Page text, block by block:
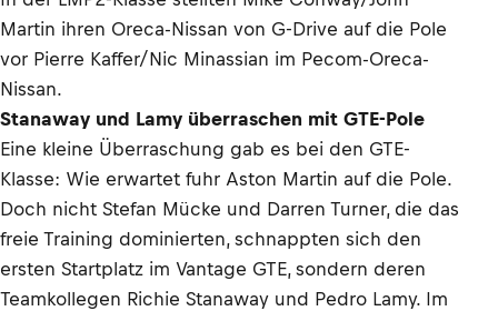
Martin ihren Oreca-Nissan von G-Drive auf die Pole
vor Pierre Kaffer/Nic Minassian im Pecom-Oreca-
Nissan.
Stanaway und Lamy überraschen mit GTE-Pole
Eine kleine Überraschung gab es bei den GTE-
Klasse: Wie erwartet fuhr Aston Martin auf die Pole.
Doch nicht Stefan Mücke und Darren Turner, die das
freie Training dominierten, schnappten sich den
ersten Startplatz im Vantage GTE, sondern deren
Teamkollegen Richie Stanaway und Pedro Lamy. Im